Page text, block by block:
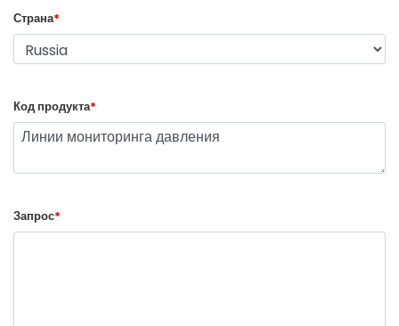
Страна*
Код продукта*
Запрос*